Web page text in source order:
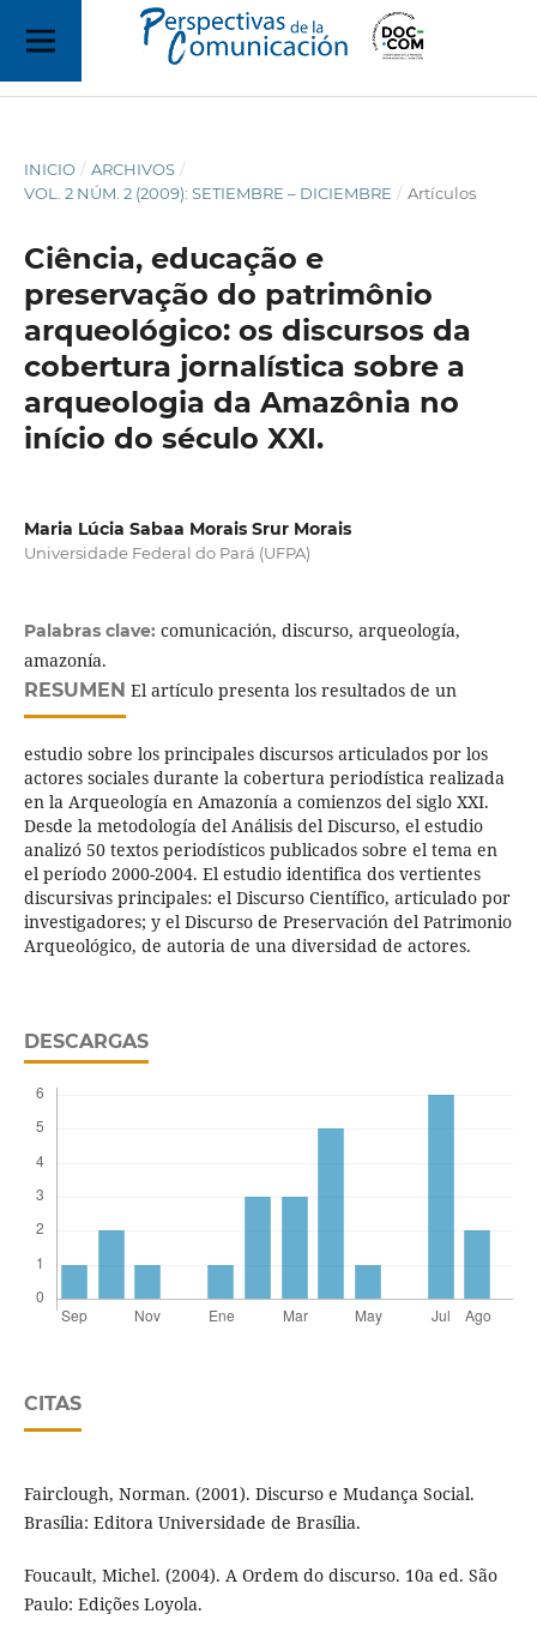
INICIO / ARCHIVOS /
VOL. 2 NÚM. 2 (2009): SETIEMBRE – DICIEMBRE / Artículos
Ciência, educação e
preservação do patrimônio
arqueológico: os discursos da
cobertura jornalística sobre a
arqueologia da Amazônia no
início do século XXI.
Maria Lúcia Sabaa Morais Srur Morais
Universidade Federal do Pará (UFPA)
Palabras clave: comunicación, discurso, arqueología,
amazonía.
RESUMEN El artículo presenta los resultados de un
estudio sobre los principales discursos articulados por los
actores sociales durante la cobertura periodística realizada
en la Arqueología en Amazonía a comienzos del siglo XXI.
Desde la metodología del Análisis del Discurso, el estudio
analizó 50 textos periodísticos publicados sobre el tema en
el período 2000-2004. El estudio identifica dos vertientes
discursivas principales: el Discurso Científico, articulado por
investigadores; y el Discurso de Preservación del Patrimonio
Arqueológico, de autoria de una diversidad de actores.
DESCARGAS
CITAS
Fairclough, Norman. (2001). Discurso e Mudança Social.
Brasília: Editora Universidade de Brasília.
Foucault, Michel. (2004). A Ordem do discurso. 10a ed. São
Paulo: Edições Loyola.